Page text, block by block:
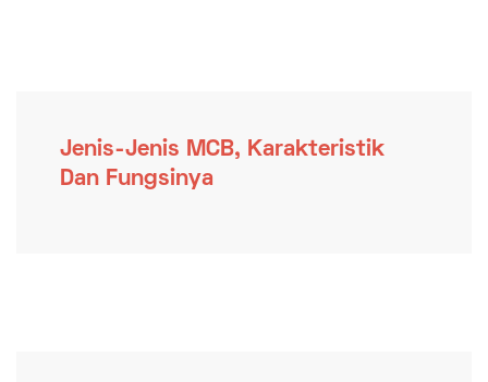
Jenis-Jenis MCB, Karakteristik
Dan Fungsinya